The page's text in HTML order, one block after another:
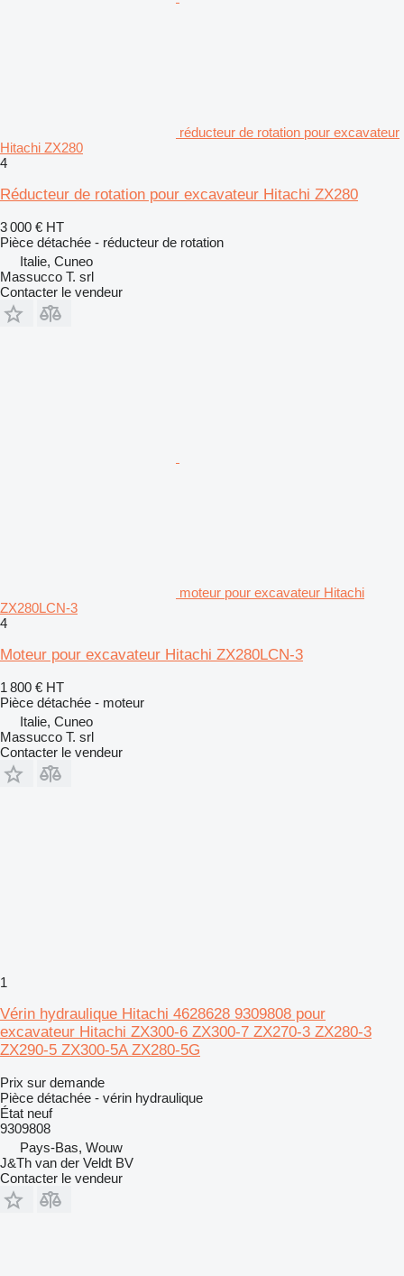
réducteur de rotation pour excavateur
Hitachi ZX280
4
Réducteur de rotation pour excavateur Hitachi ZX280
3 000 € HT
Pièce détachée - réducteur de rotation
Italie, Cuneo
Massucco T. srl
Contacter le vendeur
moteur pour excavateur Hitachi
ZX280LCN-3
4
Moteur pour excavateur Hitachi ZX280LCN-3
1 800 € HT
Pièce détachée - moteur
Italie, Cuneo
Massucco T. srl
Contacter le vendeur
1
Vérin hydraulique Hitachi 4628628 9309808 pour
excavateur Hitachi ZX300-6 ZX300-7 ZX270-3 ZX280-3
ZX290-5 ZX300-5A ZX280-5G
Prix sur demande
Pièce détachée - vérin hydraulique
État neuf
9309808
Pays-Bas, Wouw
J&Th van der Veldt BV
Contacter le vendeur